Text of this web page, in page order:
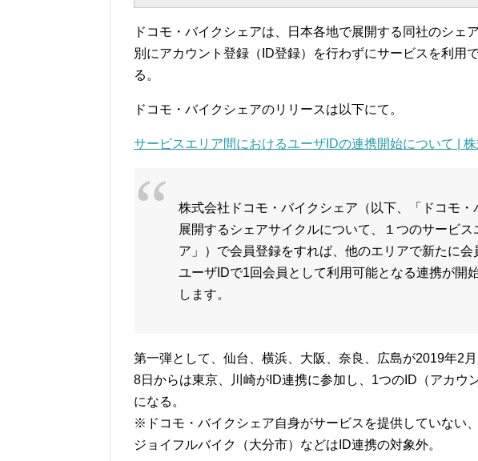
ドコモ・バイクシェアは、日本各地で展開する同社のシェ
別にアカウント登録（ID登録）を行わずにサービスを利用
る。
ドコモ・バイクシェアのリリースは以下にて。
サービスエリア間におけるユーザIDの連携開始について |
株式会社ドコモ・バイクシェア（以下、「ドコモ
展開するシェアサイクルについて、１つのサービス
ア」）で会員登録をすれば、他のエリアで新たに
ユーザIDで1回会員として利用可能となる連携が開
します。
第一弾として、仙台、横浜、大阪、奈良、広島が2019年2
8日からは東京、川崎がID連携に参加し、1つのID（アカウ
になる。
※ドコモ・バイクシェア自身がサービスを提供していない
ジョイフルバイク（大分市）などはID連携の対象外。